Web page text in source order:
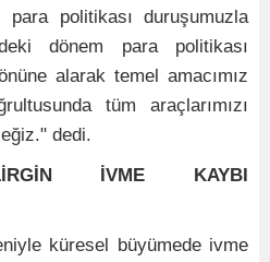
para politikası duruşumuzla
dönem para politikası
alarak temel amacımız
tüm araçlarımızı
dedi.
İVME KAYBI
küresel büyümede ivme